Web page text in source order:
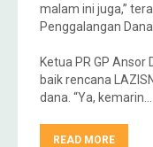
malam ini juga,”
Penggalangan
Ketua PR GP
baik rencana
dana. “Ya, kemarin…
READ MORE